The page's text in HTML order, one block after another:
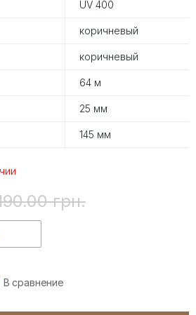
UV 400
коричневый
коричневый
64 м
25 мм
145 мм
грн.
В сравнение